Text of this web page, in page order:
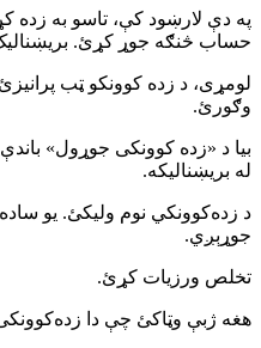
په دې لارښود کې، تاسو به زده
حساب څنګه جوړ کړئ. بریښنالیک
لومړی، د زده کوونکو ټب
وګورئ.
بیا د «زده کوونکی جوړول»
له بریښنالیکه.
د زده‌کوونکي نوم ولیکئ. یو
جوړېږي.
تخلص ورزیات کړئ.
هغه ژبې وټاکئ چې دا